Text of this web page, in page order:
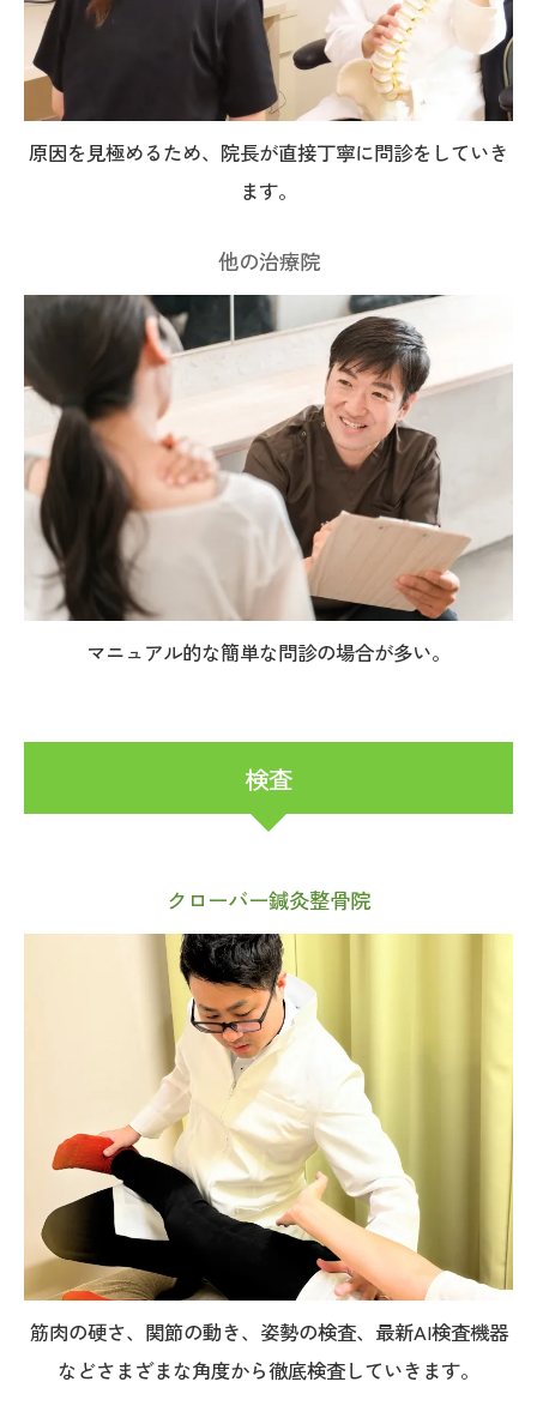
原因を見極めるため、院長が直接丁寧に問診をしていき
ます。
他の治療院
マニュアル的な簡単な問診の場合が多い。
検査
クローバー鍼灸整骨院
筋肉の硬さ、関節の動き、姿勢の検査、最新AI検査機器
などさまざまな角度から徹底検査していきます。